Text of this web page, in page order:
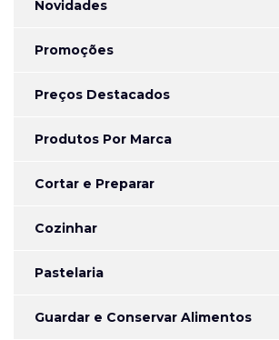
Novidades
Promoções
Preços Destacados
Produtos Por Marca
Cortar e Preparar
Cozinhar
Pastelaria
Guardar e Conservar Alimentos